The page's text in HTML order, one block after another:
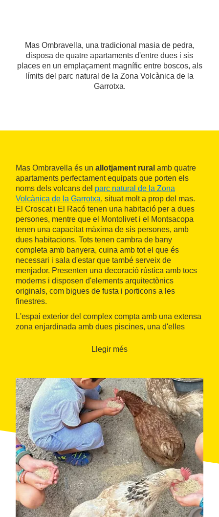
Mas Ombravella, una tradicional masia de pedra,
disposa de quatre apartaments d'entre dues i sis
places en un emplaçament magnífic entre boscos, als
límits del parc natural de la Zona Volcànica de la
Garrotxa.
Mas Ombravella és un allotjament rural amb quatre
apartaments perfectament equipats que porten els
noms dels volcans del parc natural de la Zona
Volcànica de la Garrotxa, situat molt a prop del mas.
El Croscat i El Racó tenen una habitació per a dues
persones, mentre que el Montolivet i el Montsacopa
tenen una capacitat màxima de sis persones, amb
dues habitacions. Tots tenen cambra de bany
completa amb banyera, cuina amb tot el que és
necessari i sala d'estar que també serveix de
menjador. Presenten una decoració rústica amb tocs
moderns i disposen d'elements arquitectònics
originals, com bigues de fusta i porticons a les
finestres.
L'espai exterior del complex compta amb una extensa
zona enjardinada amb dues piscines, una d'elles
amb una gran diversitat d'animals que fan les delícies
pràctica d'
activitats a la natura, com el senderisme,
les rutes en bicicleta o la caça de bolets en
temporada. La natura del voltant ofereix paisatges i
racons de gran bellesa, amb fagedes, rius, gorgs i
bones vistes. L'encantador i tranquil poble deMieres
està a 1 km de distància.
Llegir més